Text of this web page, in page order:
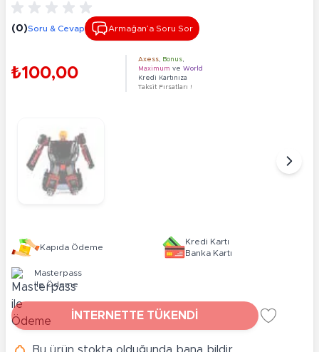
(0)Soru & Cevap Armağan’a Soru Sor
₺100,00
Axess Bonus
Maximum ve World
Kredi Kartınıza
Taksit Fırsatları !
Kapıda Ödeme
Kredi Kartı
Banka Kartı
Masterpass
ile Ödeme
İNTERNETTE TÜKENDİ